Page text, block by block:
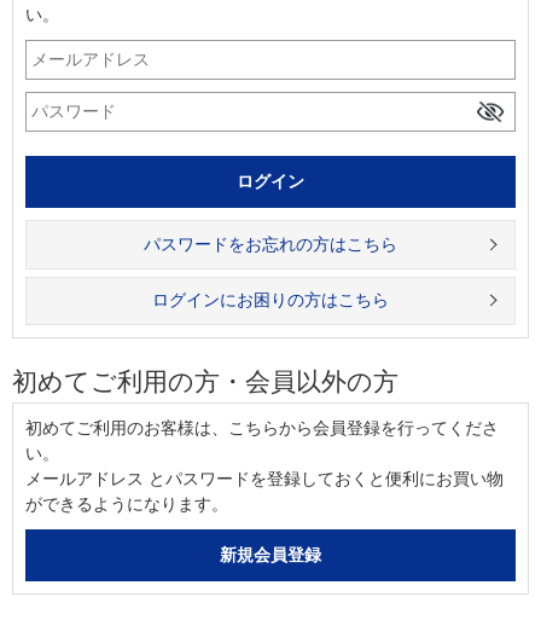
い。
パスワードをお忘れの方はこちら
ログインにお困りの方はこちら
初めてご利用の方・会員以外の方
初めてご利用のお客様は、こちらから会員登録を行ってくださ
い。
メールアドレス とパスワードを登録しておくと便利にお買い物
ができるようになります。